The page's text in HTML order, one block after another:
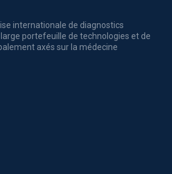
internationale de diagnostics
portefeuille de technologies et de
axés sur la médecine